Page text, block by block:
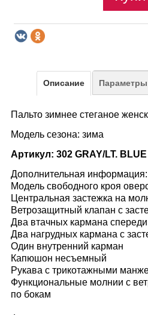
Описание Параметры
Пальто зимнее стеганое
Модель сезона: зима
Артикул: 302 GRAY/LT. BLUE
Дополнительная информация:
Модель свободного кроя
Центральная застежка на
Ветрозащитный клапан с
Два втачных кармана спереди
Два нагрудных кармана с
Один внутренний карман
Капюшон несъемный
Рукава с трикотажными
Функциональные молнии с
по бокам